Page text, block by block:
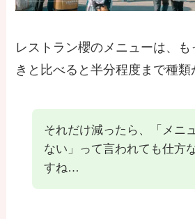
レストラン櫻のメニューは、も
きと比べると半分程度まで種類
それだけ減ったら、「メニ
ない」って言われても仕方
すね…